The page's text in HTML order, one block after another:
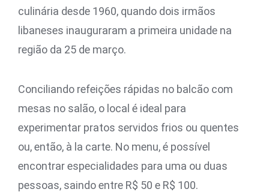
culinária desde 1960, quando dois irmãos
libaneses inauguraram a primeira unidade na
região da 25 de março.
Conciliando refeições rápidas no balcão com
mesas no salão, o local é ideal para
experimentar pratos servidos frios ou quentes
ou, então, à la carte. No menu, é possível
encontrar especialidades para uma ou duas
pessoas, saindo entre R$ 50 e R$ 100.